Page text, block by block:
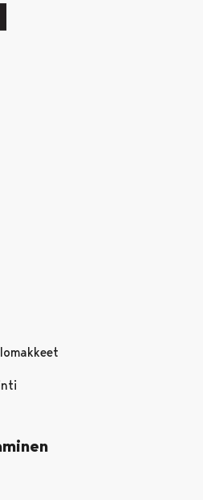
välilehdessä
Youtubessa
välilehdessä